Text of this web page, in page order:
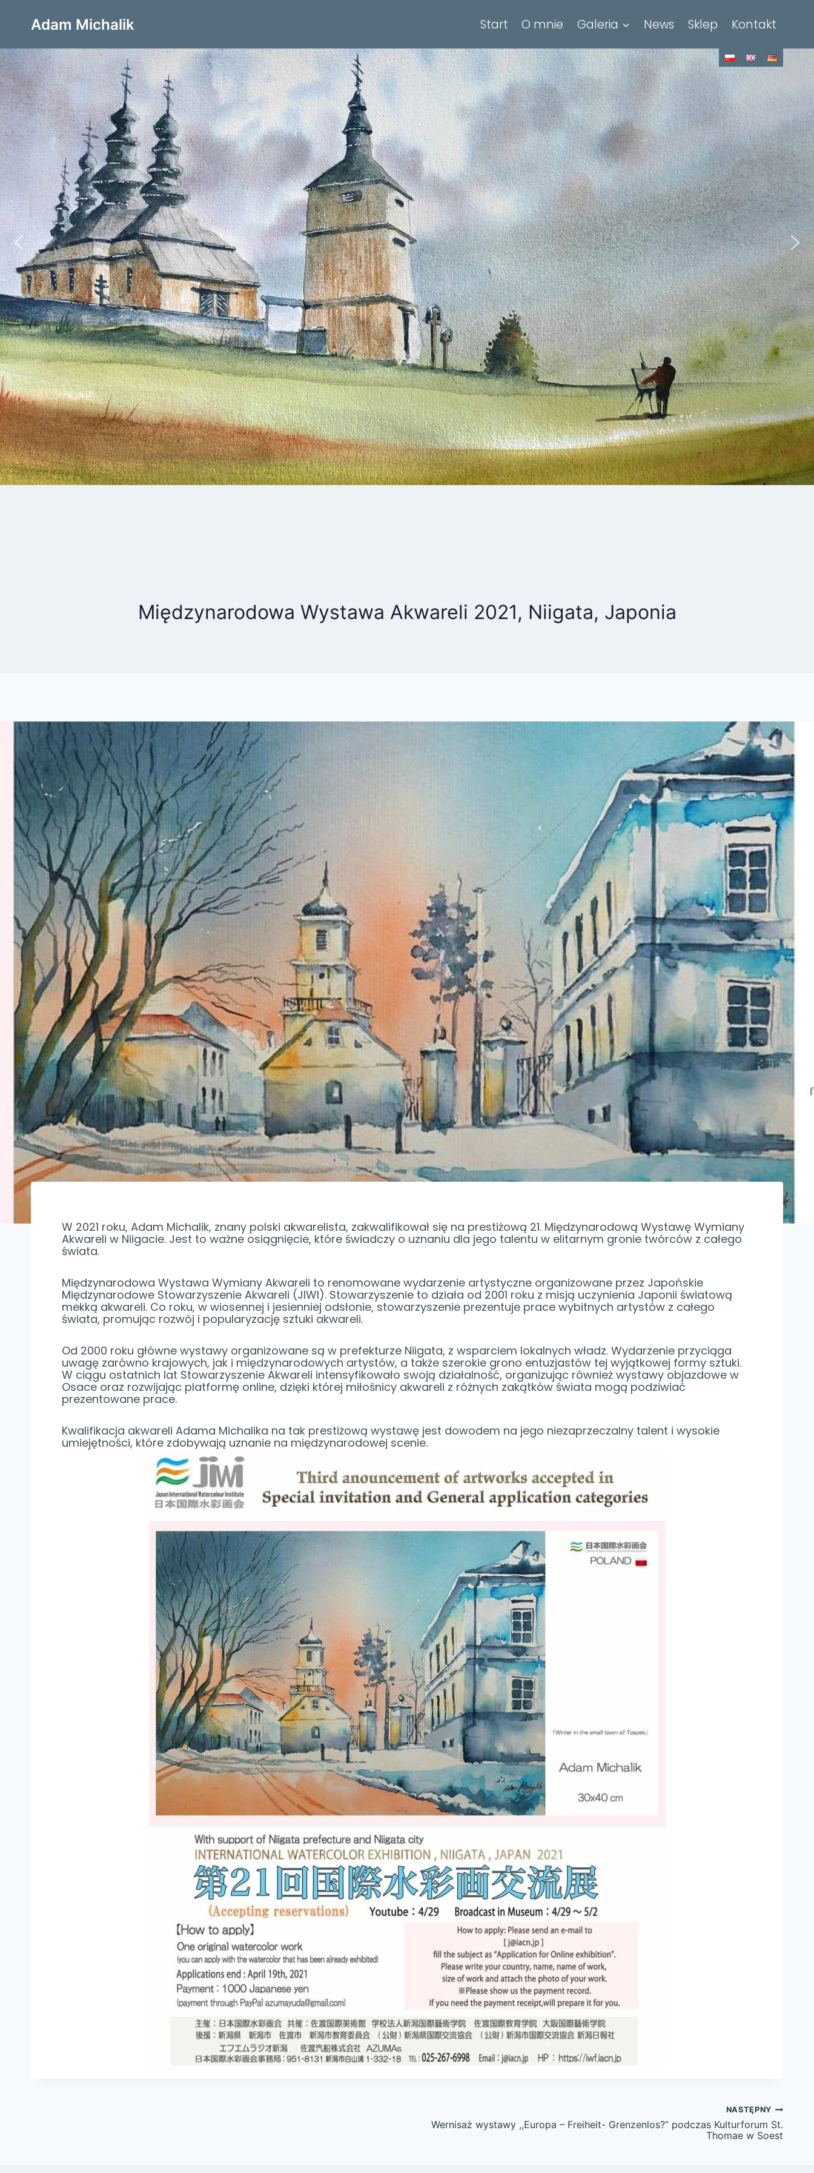
Adam Michalik Start O mnie Galeria News Sklep Kontakt
Międzynarodowa Wystawa Akwareli 2021, Niigata, Japonia
W 2021 roku, Adam Michalik, znany polski akwarelista, zakwalifikował się na prestiżową 21. Międzynarodową Wystawę Wymiany
Akwareli w Niigacie. Jest to ważne osiągnięcie, które świadczy o uznaniu dla jego talentu w elitarnym gronie twórców z całego
świata.
Międzynarodowa Wystawa Wymiany Akwareli to renomowane wydarzenie artystyczne organizowane przez Japońskie
Międzynarodowe Stowarzyszenie Akwareli (JIWI). Stowarzyszenie to działa od 2001 roku z misją uczynienia Japonii światową
mekką akwareli. Co roku, w wiosennej i jesienniej odsłonie, stowarzyszenie prezentuje prace wybitnych artystów z całego
świata, promując rozwój i popularyzację sztuki akwareli.
Od 2000 roku główne wystawy organizowane są w prefekturze Niigata, z wsparciem lokalnych władz. Wydarzenie przyciąga
uwagę zarówno krajowych, jak i międzynarodowych artystów, a także szerokie grono entuzjastów tej wyjątkowej formy sztuki.
W ciągu ostatnich lat Stowarzyszenie Akwareli intensyfikowało swoją działalność, organizując również wystawy objazdowe w
Osace oraz rozwijając platformę online, dzięki której miłośnicy akwareli z różnych zakątków świata mogą podziwiać
prezentowane prace.
Kwalifikacja akwareli Adama Michalika na tak prestiżową wystawę jest dowodem na jego niezaprzeczalny talent i wysokie
umiejętności, które zdobywają uznanie na międzynarodowej scenie.
NASTĘPNY
Wernisaż wystawy ,,Europa – Freiheit- Grenzenlos?” podczas Kulturforum St.
Thomae w Soest